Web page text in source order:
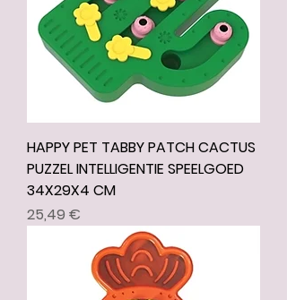
HAPPY PET TABBY PATCH CACTUS
PUZZEL INTELLIGENTIE SPEELGOED
34X29X4 CM
Prix
25,49 €